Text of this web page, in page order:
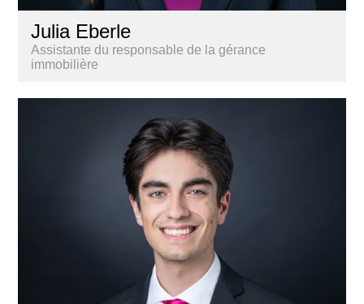
Julia Eberle
Assistante du responsable de la gérance
immobilière